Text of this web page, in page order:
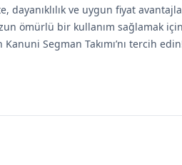
dayanıklılık ve uygun fiyat
ömürlü bir kullanım sağlamak
Segman Takımı’nı tercih